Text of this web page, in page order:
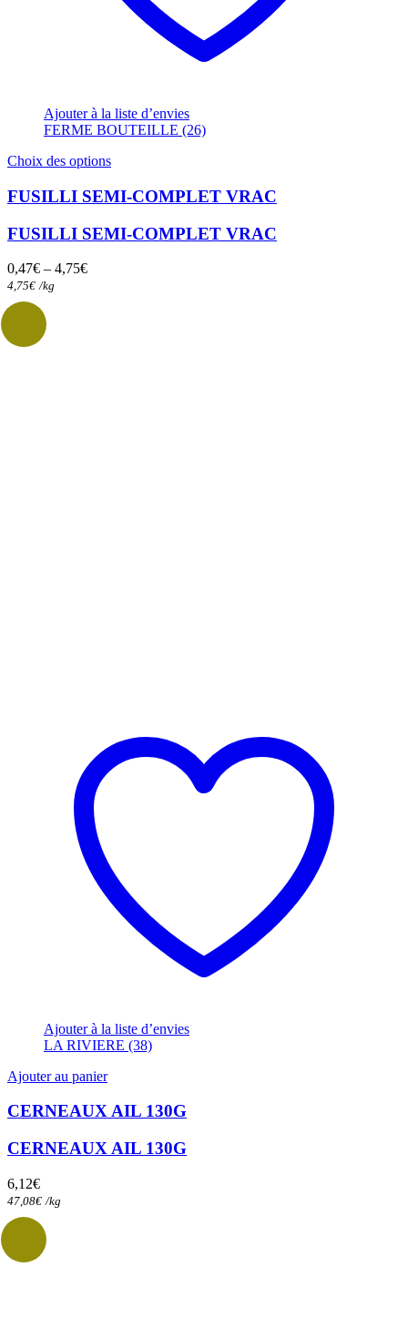
Ajouter à la liste d’envies
FERME BOUTEILLE (26)
Choix des optionsCe
a
plusieurs
variations.
Les
FUSILLI SEMI-COMPLET VRAC
FUSILLI SEMI-COMPLET VRAC
0,47€ – 4,75€
4,75€ /kg
Ajouter à la liste d’envies
LA RIVIERE (38)
Ajouter au panier
CERNEAUX AIL 130G
CERNEAUX AIL 130G
6,12€
47,08€ /kg